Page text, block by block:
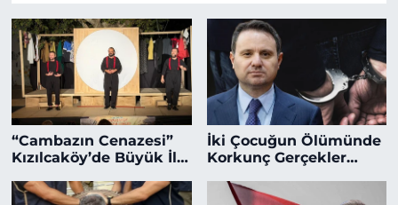
“Cambazın Cenazesi”
Kızılcaköy’de Büyük İlgi
İki Çocuğun Ölümünde
Korkunç Gerçekler